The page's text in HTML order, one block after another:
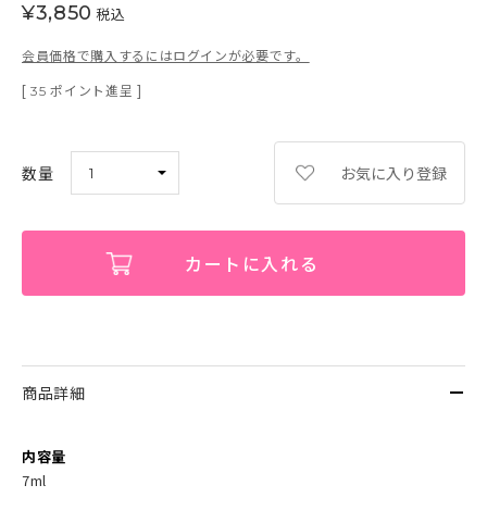
¥3,850 税込
会員価格で購入するにはログインが必要です。
[ 35 ポイント進呈 ]
お気に入り登録
カートに入れる
商品詳細
内容量
7ml